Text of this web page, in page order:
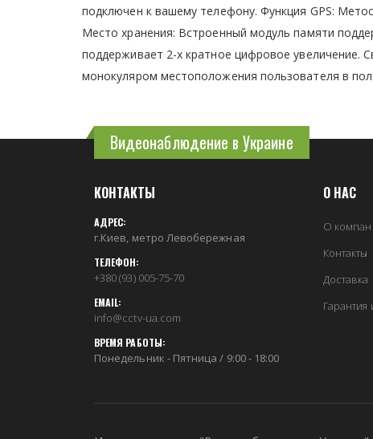
подключен к вашему телефону. Функция GPS:
Место хранения: Встроенный модуль памяти
поддерживает 2-х кратное цифровое увеличение.
монокуляром местоположения пользователя в
Видеонаблюдение в Украине
КОНТАКТЫ
АДРЕС:
г.Киев, метро Левобережная
ТЕЛЕФОН:
+380 (93) 005-75-70
EMAIL:
info@cctv-ua.com
ВРЕМЯ РАБОТЫ:
Понедельник - Пятница / 9:00 - 18:00
О НАС
О
Контакты
Доставка
Гарантия